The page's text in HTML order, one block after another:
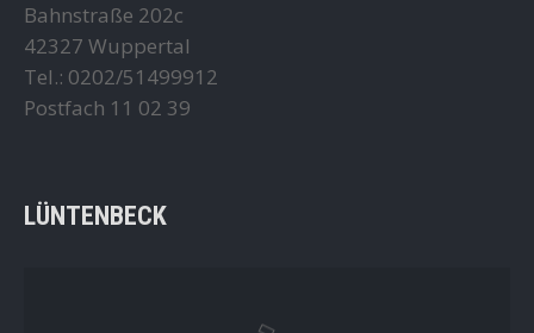
Bahnstraße 202c
42327 Wuppertal
Tel.: 0202/51499912
Postfach 11 02 39
LÜNTENBECK